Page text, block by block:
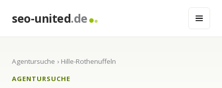
seo-united.de
Agentursuche › Hille-Rothenuffeln
AGENTURSUCHE